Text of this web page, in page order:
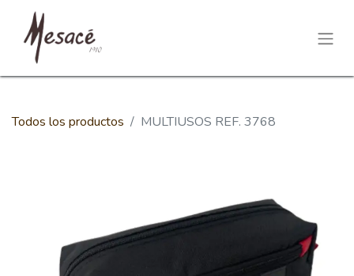
Todos los productos MULTIUSOS REF. 3768